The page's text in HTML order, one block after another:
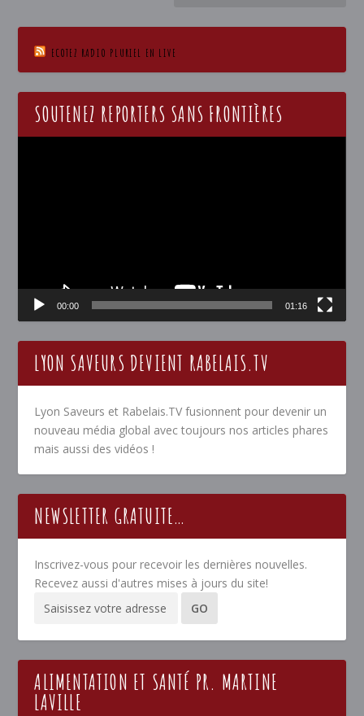
ECOTEZ RADIO PLURIEL EN LIVE
SOUTENEZ REPORTERS SANS FRONTIÈRES
00:00 01:16
LYON SAVEURS DEVIENT RABELAIS.TV
Lyon Saveurs et Rabelais.TV fusionnent pour devenir un
nouveau média global avec toujours nos articles phares
mais aussi des vidéos !
NEWSLETTER GRATUITE…
Inscrivez-vous pour recevoir les dernières nouvelles.
Recevez aussi d'autres mises à jours du site!
ALIMENTATION ET SANTÉ PR. MARTINE
LAVILLE